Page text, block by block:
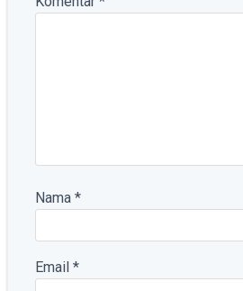
Nama *
Email *